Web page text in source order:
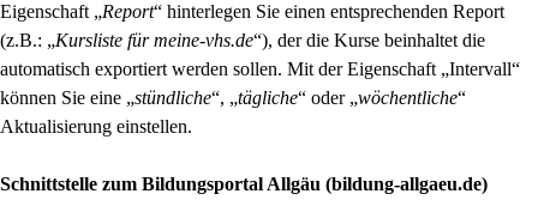
Eigenschaft „Report“ hinterlegen Sie einen entsprechenden Report
(z.B.: „Kursliste für meine-vhs.de“), der die Kurse beinhaltet die
automatisch exportiert werden sollen. Mit der Eigenschaft „Intervall“
können Sie eine „stündliche“, „tägliche“ oder „wöchentliche“
Aktualisierung einstellen.
Schnittstelle zum Bildungsportal Allgäu (bildung-allgaeu.de)